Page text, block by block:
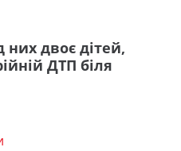
двоє дітей,
ДТП біля